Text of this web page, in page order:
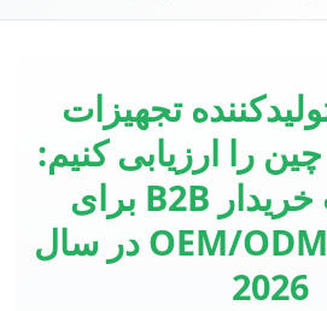
تجهیزات
را ارزیابی کنیم:
چک لیست خریدار B2B برای
همکاری‌های OEM/ODM در سال
2026